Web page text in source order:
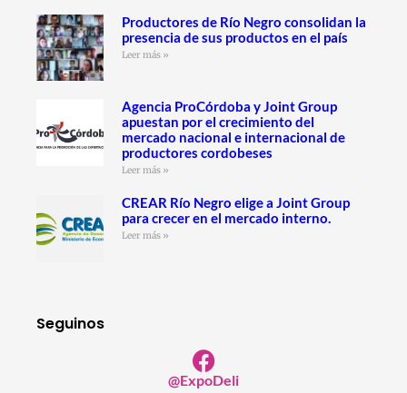
Productores de Río Negro consolidan la
presencia de sus productos en el país
Leer más »
Agencia ProCórdoba y Joint Group
apuestan por el crecimiento del
mercado nacional e internacional de
productores cordobeses
Leer más »
CREAR Río Negro elige a Joint Group
para crecer en el mercado interno.
Leer más »
Seguinos
@ExpoDeli